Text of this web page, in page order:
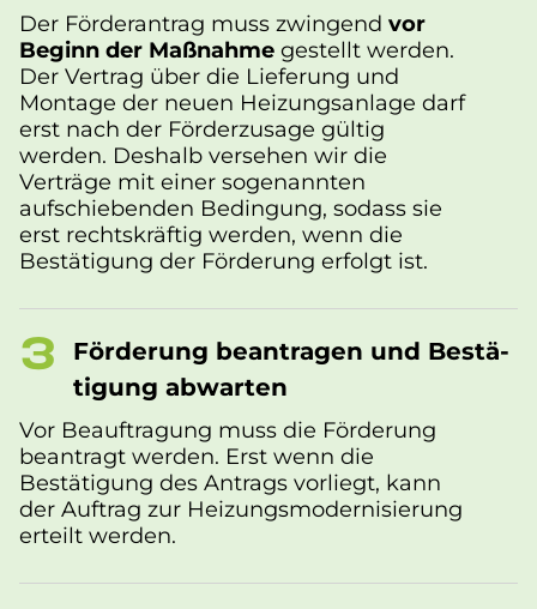
Der Förderantrag muss zwingend vor
Beginn der Maßnahme gestellt werden.
Der Vertrag über die Lieferung und
Montage der neuen Heizungsanlage darf
erst nach der Förderzusage gültig
werden. Deshalb versehen wir die
Verträge mit einer sogenannten
aufschiebenden Bedingung, sodass sie
erst rechtskräftig werden, wenn die
Bestätigung der Förderung erfolgt ist.
Förderung beantragen und Be­stä­
ti­gung abwarten
Vor Beauftragung muss die Förderung
beantragt werden. Erst wenn die
Bestätigung des Antrags vorliegt, kann
der Auftrag zur Heizungsmodernisierung
erteilt werden.